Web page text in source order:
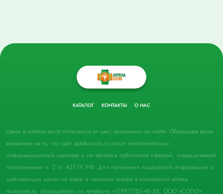
КАТАЛОГ КОНТАКТЫ О НАС
Цены в аптеках могут отличаться от цен, указанных на сайте. Обращаем ваше
внимание на то, что сайт apteka-solo.ru носит исключительно
информационный характер и не является публичной офертой, определяемой
положениями п. 2 ст. 437 ГК РФ. Для получения подробной информации о
действующих ценах на товар и наличии товара в конкретной аптеке,
пожалуйста, обращайтесь по телефону +7(987)755-48-55. ООО «СОЛО».